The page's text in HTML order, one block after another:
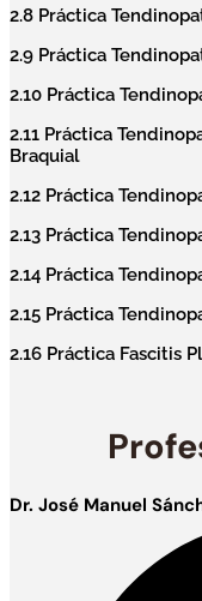
2.8 Práctica
2.9 Práctica
2.10 Práctica
2.11 Práctica
Braquial
2.12 Práctica
2.13 Práctica
2.14 Práctica
2.15 Práctica
2.16 Práctica Fascitis
Dr. José Manuel